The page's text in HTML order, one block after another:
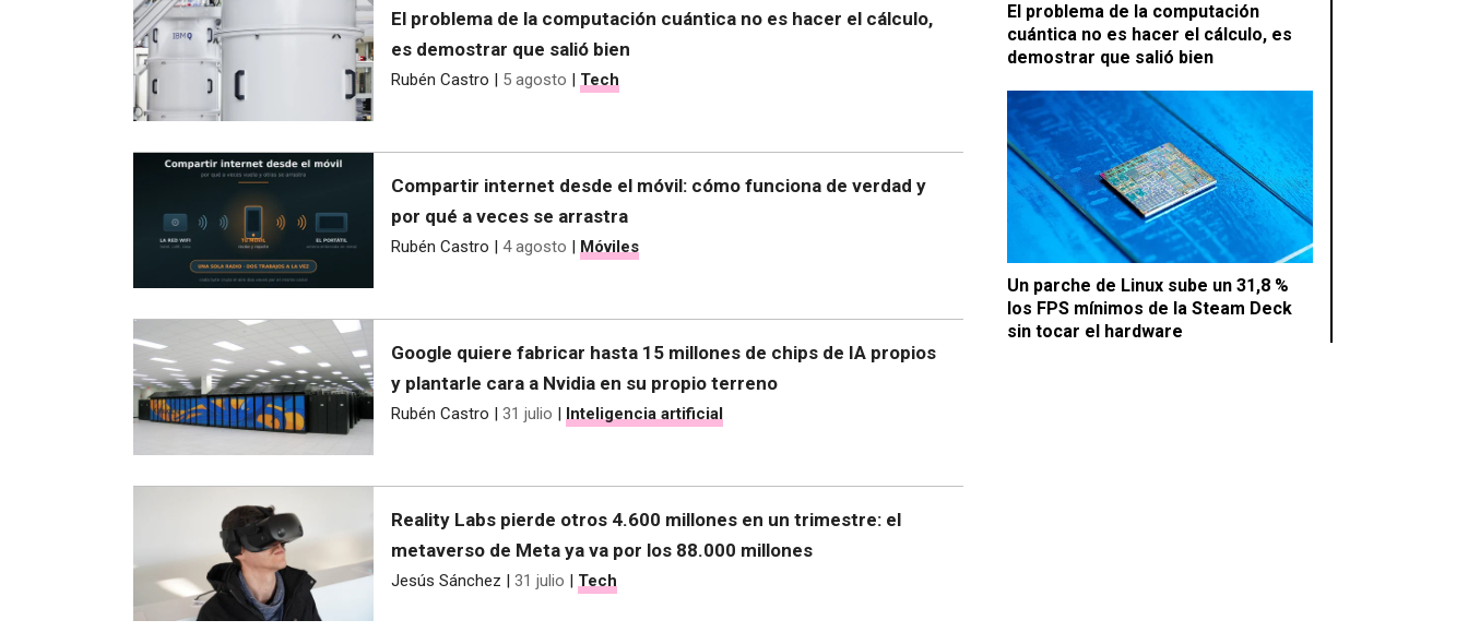
El problema de la computación
cuántica no es hacer el cálculo, es
demostrar que salió bien
Un parche de Linux sube un 31,8 %
los FPS mínimos de la Steam Deck
sin tocar el hardware
El problema de la computación cuántica no es hacer el cálculo,
es demostrar que salió bien
Rubén Castro 5 agosto Tech
Compartir internet desde el móvil: cómo funciona de verdad y
por qué a veces se arrastra
Rubén Castro | 4 agosto | Móviles
Google quiere fabricar hasta 15 millones de chips de IA propios
y plantarle cara a Nvidia en su propio terreno
Rubén Castro | 31 julio | Inteligencia artificial
Reality Labs pierde otros 4.600 millones en un trimestre: el
metaverso de Meta ya va por los 88.000 millones
Jesús Sánchez | 31 julio | Tech